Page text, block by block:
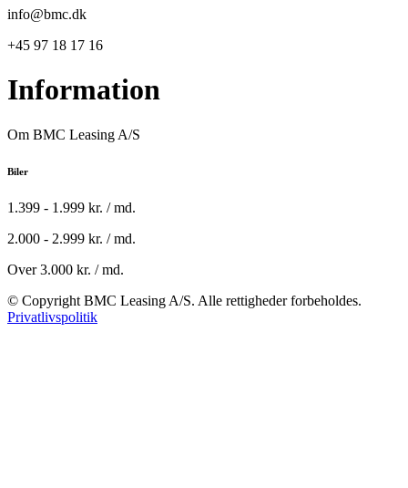
info@bmc.dk
+45 97 18 17 16
Information
Om BMC Leasing A/S
Biler
1.399 - 1.999 kr. / md.
2.000 - 2.999 kr. / md.
Over 3.000 kr. / md.
© Copyright BMC Leasing A/S. Alle rettigheder forbeholdes.
Privatlivspolitik